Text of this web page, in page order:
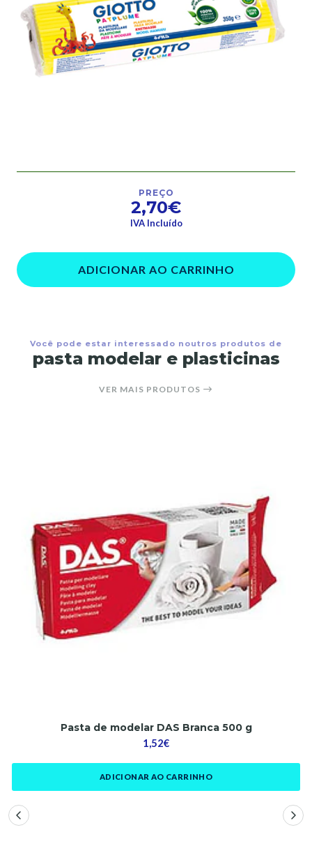
PREÇO
2,70€
IVA Incluído
ADICIONAR AO CARRINHO
Você pode estar interessado noutros produtos de
pasta modelar e plasticinas
VER MAIS PRODUTOS
Pasta de modelar DAS Branca 500 g
1,52€
ADICIONAR AO CARRINHO